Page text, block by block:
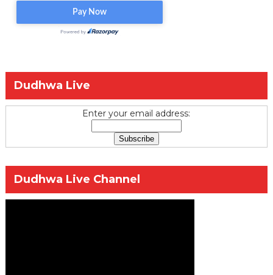
Dudhwa Live
Enter your email address:
Dudhwa Live Channel